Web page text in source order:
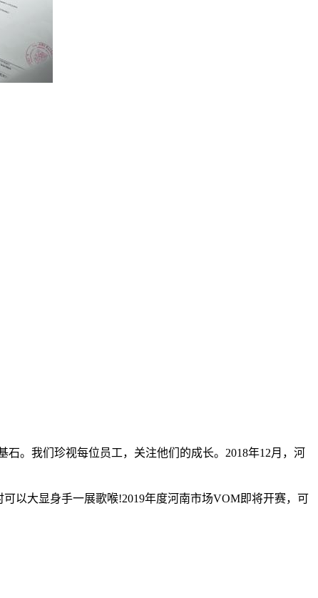
。我们珍视每位员工，关注他们的成长。2018年12月，河
以大显身手一展歌喉!2019年度河南市场VOM即将开赛，可